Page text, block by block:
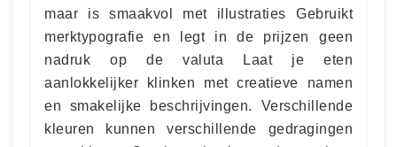
maar is smaakvol met illustraties Gebruikt
merktypografie en legt in de prijzen geen
nadruk op de valuta Laat je eten
aanlokkelijker klinken met creatieve namen
en smakelijke beschrijvingen. Verschillende
kleuren kunnen verschillende gedragingen